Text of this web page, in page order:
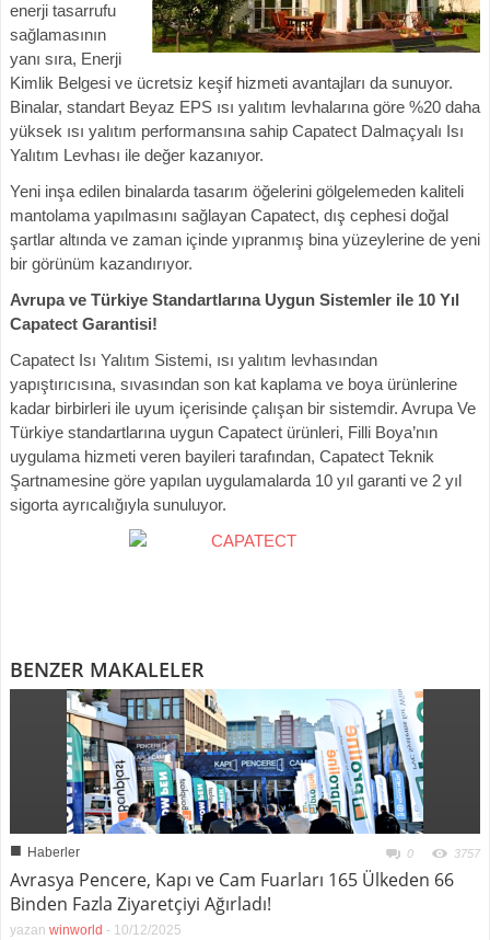
enerji tasarrufu
sağlamasının
yanı sıra, Enerji
Kimlik Belgesi ve ücretsiz keşif hizmeti avantajları da sunuyor.
Binalar, standart Beyaz EPS ısı yalıtım levhalarına göre %20 daha
yüksek ısı yalıtım performansına sahip Capatect Dalmaçyalı Isı
Yalıtım Levhası ile değer kazanıyor.
Yeni inşa edilen binalarda tasarım öğelerini gölgelemeden kaliteli
mantolama yapılmasını sağlayan Capatect, dış cephesi doğal
şartlar altında ve zaman içinde yıpranmış bina yüzeylerine de yeni
bir görünüm kazandırıyor.
Avrupa ve Türkiye Standartlarına Uygun Sistemler ile 10 Yıl
Capatect Garantisi!
Capatect Isı Yalıtım Sistemi, ısı yalıtım levhasından
yapıştırıcısına, sıvasından son kat kaplama ve boya ürünlerine
kadar birbirleri ile uyum içerisinde çalışan bir sistemdir. Avrupa Ve
Türkiye standartlarına uygun Capatect ürünleri, Filli Boya’nın
uygulama hizmeti veren bayileri tarafından, Capatect Teknik
Şartnamesine göre yapılan uygulamalarda 10 yıl garanti ve 2 yıl
sigorta ayrıcalığıyla sunuluyor.
BENZER MAKALELER
■ Haberler 0 3757
Avrasya Pencere, Kapı ve Cam Fuarları 165 Ülkeden 66
Binden Fazla Ziyaretçiyi Ağırladı!
yazan winworld - 10/12/2025